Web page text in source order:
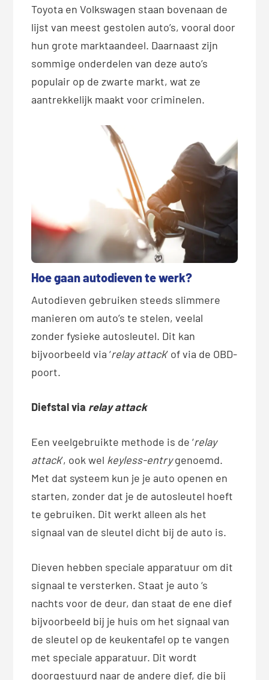
Toyota en Volkswagen staan bovenaan de
lijst van meest gestolen auto’s, vooral door
hun grote marktaandeel. Daarnaast zijn
sommige onderdelen van deze auto’s
populair op de zwarte markt, wat ze
aantrekkelijk maakt voor criminelen.
Hoe gaan autodieven te werk?
Autodieven gebruiken steeds slimmere
manieren om auto’s te stelen, veelal
zonder fysieke autosleutel. Dit kan
bijvoorbeeld via ‘relay attack’ of via de OBD-
poort.
Diefstal via relay attack
Een veelgebruikte methode is de ‘relay
attack’, ook wel keyless-entrygenoemd.
Met dat systeem kun je je auto openen en
starten, zonder dat je de autosleutel hoeft
te gebruiken. Dit werkt alleen als het
signaal van de sleutel dicht bij de auto is.
Dieven hebben speciale apparatuur om dit
signaal te versterken. Staat je auto ‘s
nachts voor de deur, dan staat de ene dief
bijvoorbeeld bij je huis om het signaal van
de sleutel op de keukentafel op te vangen
met speciale apparatuur. Dit wordt
doorgestuurd naar de andere dief, die bij